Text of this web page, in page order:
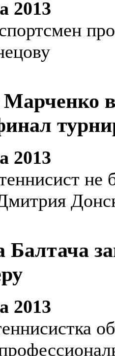
2013
2013
не
Балтача
2013